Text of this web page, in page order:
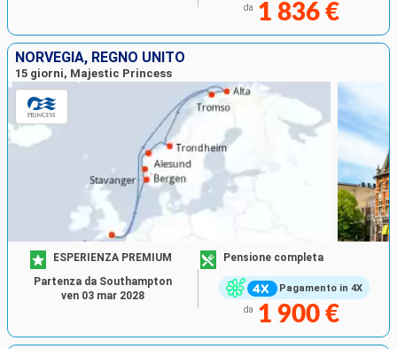
da 1 836 €
NORVEGIA, REGNO UNITO
15 giorni, Majestic Princess
Pagamento in 4X
ESPERIENZA PREMIUM Pensione completa
da 1 900 €
Partenza da Southampton
ven 03 mar 2028